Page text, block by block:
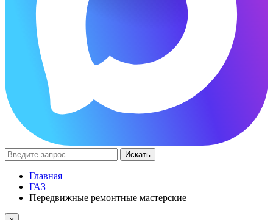
Искать
Главная
ГАЗ
Передвижные ремонтные мастерские